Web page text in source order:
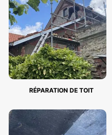
RÉPARATION DE TOIT